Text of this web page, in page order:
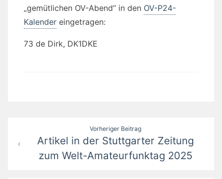
„gemütlichen OV-Abend“ in den OV-P24-
Kalender eingetragen:
73 de Dirk, DK1DKE
Beitragsnavigation
Vorheriger Beitrag
Artikel in der Stuttgarter Zeitung
zum Welt-Amateurfunktag 2025